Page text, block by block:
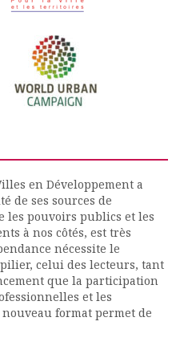
en Développement a
de ses sources de
les pouvoirs publics et les
à nos côtés, est très
nécessite le
celui des lecteurs, tant
que la participation
et les
format permet de